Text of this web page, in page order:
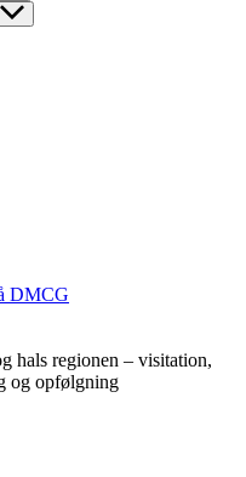
DMCG
hals regionen – visitation,
og opfølgning